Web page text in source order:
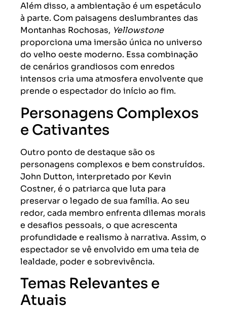
Além disso, a ambientação é um espetáculo
à parte. Com paisagens deslumbrantes das
Montanhas Rochosas, Yellowstone
proporciona uma imersão única no universo
do velho oeste moderno. Essa combinação
de cenários grandiosos com enredos
intensos cria uma atmosfera envolvente que
prende o espectador do início ao fim.
Personagens Complexos
e Cativantes
Outro ponto de destaque são os
personagens complexos e bem construídos.
John Dutton, interpretado por Kevin
Costner, é o patriarca que luta para
preservar o legado de sua família. Ao seu
redor, cada membro enfrenta dilemas morais
e desafios pessoais, o que acrescenta
profundidade e realismo à narrativa. Assim, o
espectador se vê envolvido em uma teia de
lealdade, poder e sobrevivência.
Temas Relevantes e
Atuais